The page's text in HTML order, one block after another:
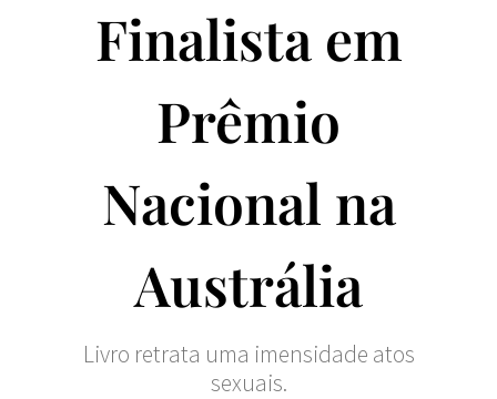
Finalista em
Prêmio
Nacional na
Austrália
Livro retrata uma imensidade atos
sexuais.